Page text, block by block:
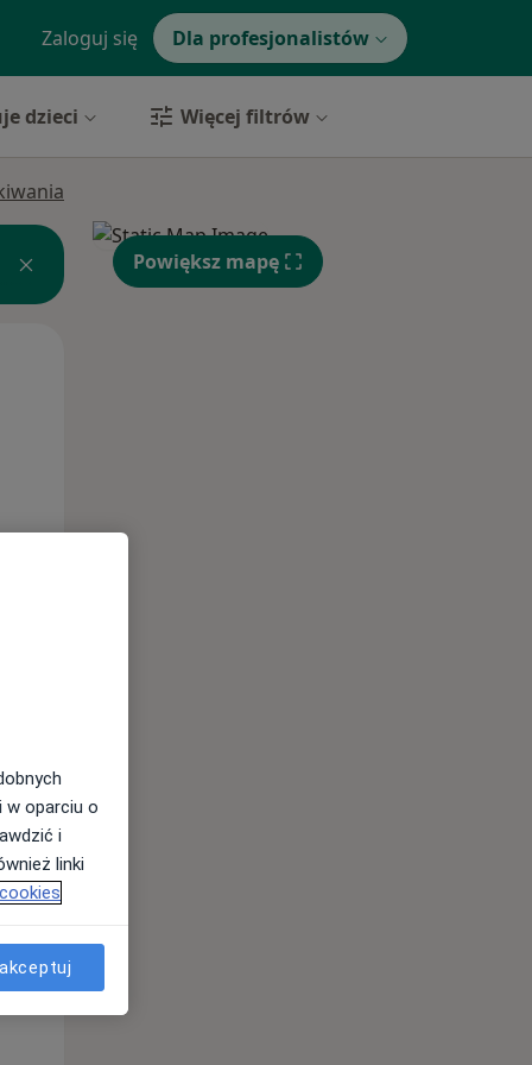
Zaloguj się Dla profesjonalistów
dzieci Więcej filtrów
Pon,
10 Sie
Powiększ mapę
w oparciu o
i
linki